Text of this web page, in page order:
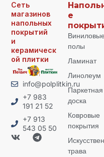
Сеть
магазинов
напольных
покрытий
и
керамическ
ой плитки
info@polplitkin.ru
+7 983
191 21 52
+7 913
543 05 50
е
Виниловые
полы
Ламинат
Линолеум
Паркетная
доска
Ковровые
покрытия
трава